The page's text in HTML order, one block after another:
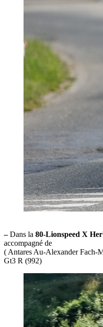
–Dans la 80-Lionspeed X
accompagné de
( Antares Au-Alexander Fach-
Gt3 R (992)